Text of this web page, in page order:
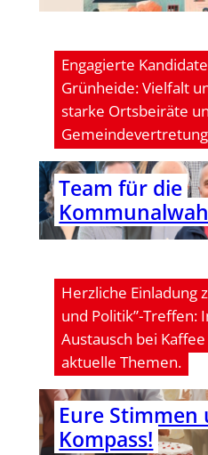
Engagierte
Grünheide: Vielfalt
starke Ortsbeiräte
Team für die
Herzliche Einladung
und Politik”-Treffen:
Austausch bei
aktuelle Themen.
Eure Stim­men
Kompass!